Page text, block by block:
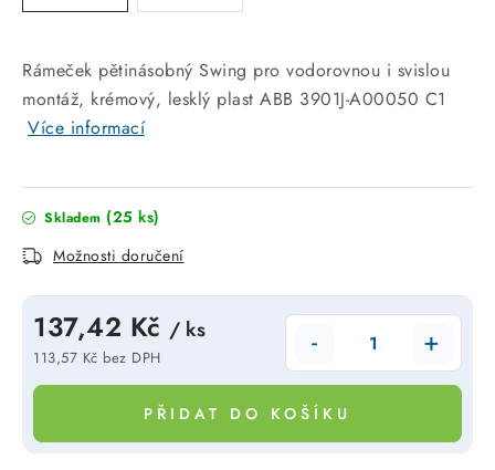
SVÍTIDLA domovní
LED osvětlení
SVÍTIDLA interiérová
SVÍTIDLA technická
NÁŘADÍ
Položky bez zařazené kategorie dle výrobců
Rámeček pětinásobný Swing pro vodorovnou i svislou
montáž, krémový, lesklý plast ABB 3901J-A00050 C1
Více informací
Skladem (25 ks)
Možnosti doručení
137,42 Kč / ks
113,57 Kč bez DPH
Měrná cena:
PŘIDAT DO KOŠÍKU